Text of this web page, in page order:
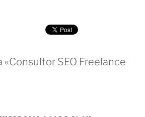
«Consultor SEO Freelance